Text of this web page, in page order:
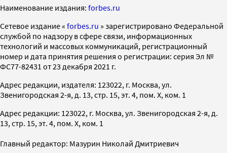
Наименование издания: forbes.ru
Cетевое издание « forbes.ru » зарегистрировано Федеральной
службой по надзору в сфере связи, информационных
технологий и массовых коммуникаций, регистрационный
номер и дата принятия решения о регистрации: серия Эл №
ФС77-82431 от 23 декабря 2021 г.
Адрес редакции, издателя: 123022, г. Москва, ул.
Звенигородская 2-я, д. 13, стр. 15, эт. 4, пом. X, ком. 1
Адрес редакции: 123022, г. Москва, ул. Звенигородская 2-я, д.
13, стр. 15, эт. 4, пом. X, ком. 1
Главный редактор: Мазурин Николай Дмитриевич